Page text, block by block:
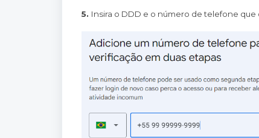
5. Insira o DDD e o número de telefone que